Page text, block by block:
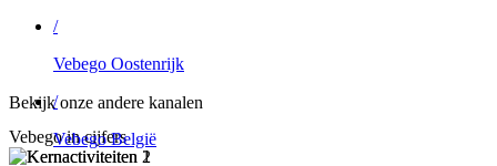
/
Vebego Oostenrijk
/
Vebego België
Bekijk onze andere kanalen
Vebego in cijfers